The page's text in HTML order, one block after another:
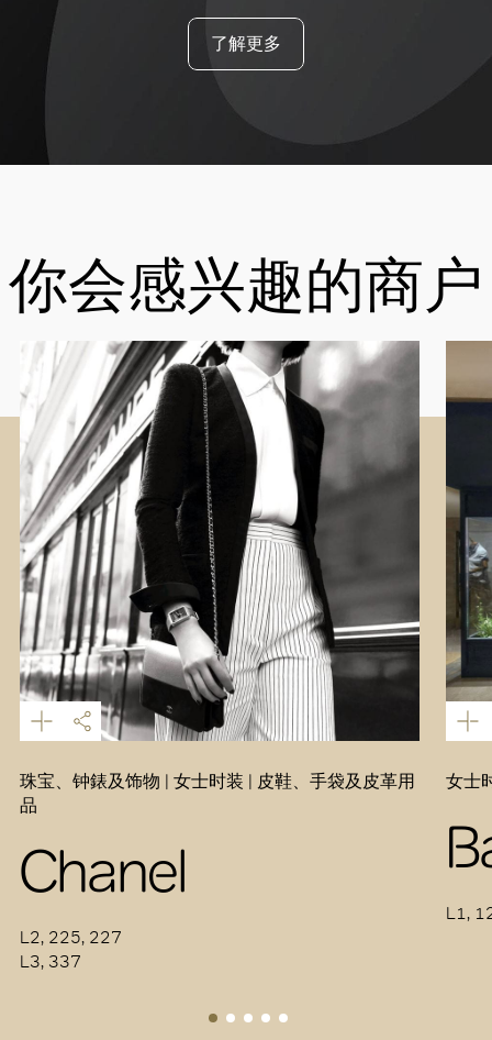
了解更多
你会感兴趣的商户
珠宝、钟錶及饰物 | 女士时装 | 皮鞋、手袋及皮革用
品
Chanel
L2, 225, 227
L3, 337
女士
L1,